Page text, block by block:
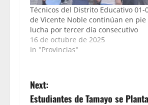
Técnicos del Distrito Educativo 01-
de Vicente Noble continúan en pie
lucha por tercer día consecutivo
16 de octubre de 2025
In "Provincias"
P
Next:
Estudiantes de Tamayo se